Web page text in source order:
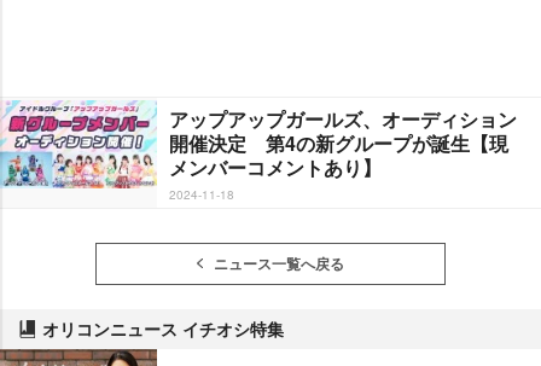
アップアップガールズ、オーディション
開催決定 第4の新グループが誕生【現
メンバーコメントあり】
2024-11-18
ニュース一覧へ戻る
オリコンニュース イチオシ特集